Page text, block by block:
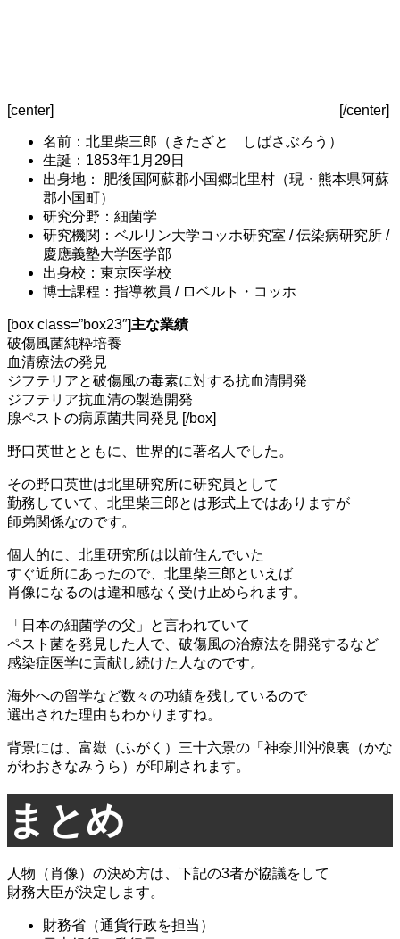
[center] [/center]
名前：北里柴三郎（きたざと しばさぶろう）
生誕：1853年1月29日
出身地： 肥後国阿蘇郡小国郷北里村（現・熊本県阿蘇
郡小国町）
研究分野：細菌学
研究機関：ベルリン大学コッホ研究室 / 伝染病研究所 /
慶應義塾大学医学部
出身校：東京医学校
博士課程：指導教員 / ロベルト・コッホ
[box class=”box23″]主な業績
破傷風菌純粋培養
血清療法の発見
ジフテリアと破傷風の毒素に対する抗血清開発
ジフテリア抗血清の製造開発
腺ペストの病原菌共同発見 [/box]
野口英世とともに、世界的に著名人でした。
その野口英世は北里研究所に研究員として
勤務していて、北里柴三郎とは形式上ではありますが
師弟関係なのです。
個人的に、北里研究所は以前住んでいた
すぐ近所にあったので、北里柴三郎といえば
肖像になるのは違和感なく受け止められます。
「日本の細菌学の父」と言われていて
ペスト菌を発見した人で、破傷風の治療法を開発するなど
感染症医学に貢献し続けた人なのです。
海外への留学など数々の功績を残しているので
選出された理由もわかりますね。
背景には、富嶽（ふがく）三十六景の「神奈川沖浪裏（かな
がわおきなみうら）が印刷されます。
まとめ
人物（肖像）の決め方は、下記の3者が協議をして
財務大臣が決定します。
財務省（通貨行政を担当）